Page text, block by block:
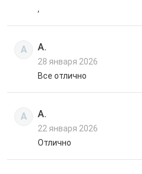
,
А А.
28 января 2026
Все отлично
А А.
22 января 2026
Отлично